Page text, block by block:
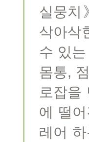
실뭉치
삭아삭
수 있
몸통,
로잡을
에 떨
레어